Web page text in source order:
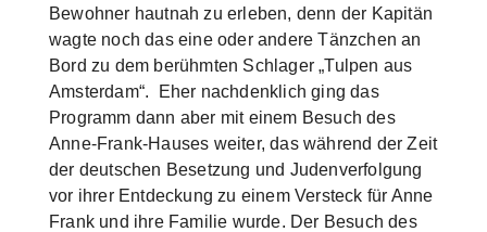
Bewohner hautnah zu erleben, denn der Kapitän
wagte noch das eine oder andere Tänzchen an
Bord zu dem berühmten Schlager „Tulpen aus
Amsterdam“. Eher nachdenklich ging das
Programm dann aber mit einem Besuch des
Anne-Frank-Hauses weiter, das während der Zeit
der deutschen Besetzung und Judenverfolgung
vor ihrer Entdeckung zu einem Versteck für Anne
Frank und ihre Familie wurde. Der Besuch des